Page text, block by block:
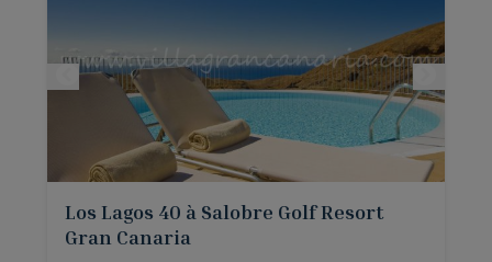
Los Lagos 40 à Salobre Golf Resort
Gran Canaria